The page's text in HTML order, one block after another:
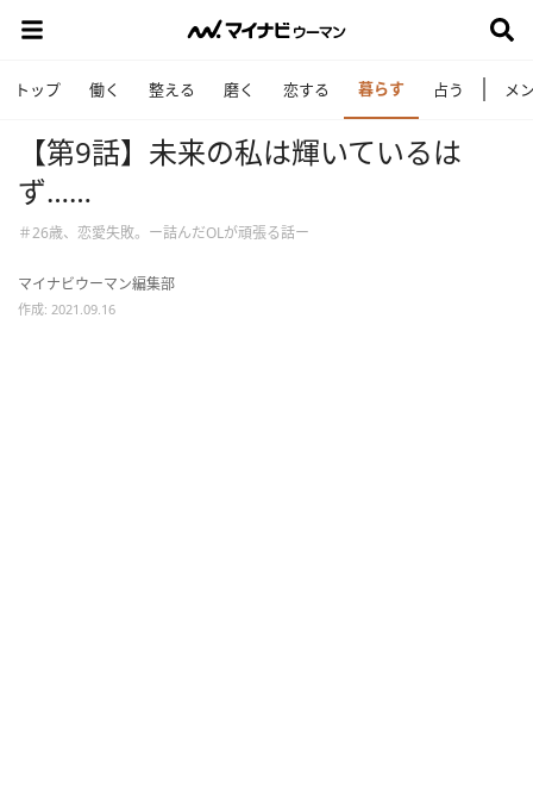
トップ 働く 整える 磨く 恋する 暮らす 占う メ
【第9話】未来の私は輝いているは
ず……
＃26歳、恋愛失敗。ー詰んだOLが頑張る話ー
マイナビウーマン編集部
作成: 2021.09.16